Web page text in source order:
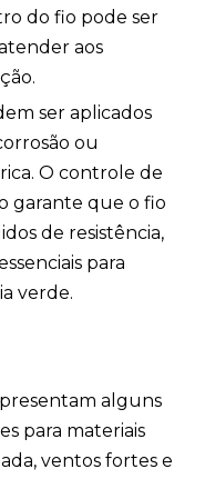
do fio pode ser
aos
ser aplicados
ou
O controle de
garante que o fio
de resistência,
para
verde.
alguns
para materiais
ventos fortes e